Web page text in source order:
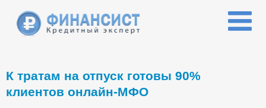
К тратам на отпуск готовы 90%
клиентов онлайн-МФО